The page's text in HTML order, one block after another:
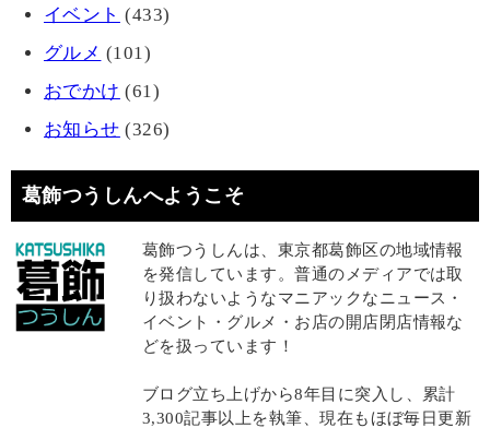
イベント (433)
グルメ (101)
おでかけ (61)
お知らせ (326)
葛飾つうしんへようこそ
葛飾つうしんは、東京都葛飾区の地域情報
を発信しています。普通のメディアでは取
り扱わないようなマニアックなニュース・
イベント・グルメ・お店の開店閉店情報な
どを扱っています！
ブログ立ち上げから8年目に突入し、累計
3,300記事以上を執筆、現在もほぼ毎日更新